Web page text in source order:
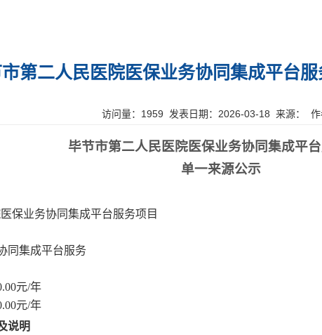
第二人民医院医保业务协同集成平台
访问量： 1959 发表日期：2026-03-18 来源： 作
毕节市第二人民医院医保业务协同集成平
单一来源公示
保业务协同集成平台服务项目
同集成平台服务
.00元/年
.00元/年
说明